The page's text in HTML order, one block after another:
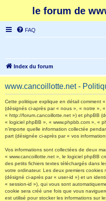
le forum de
FAQ
Index du forum
www.cancoillotte.net -
Cette politique explique en détail comment
(désignés ci-après par « nous », « notre »,
« http://forum.cancoillotte.net ») et phpBB
« logiciel phpBB », « www.phpbb.com », «
n’importe quelle information collectée
part (désignée ci-après par « vos
Vos informations sont collectées de deux
« www.cancoillotte.net », le logiciel phpBB
des petits fichiers textes téléchargés dans
votre ordinateur. Les deux premiers
(désigné ci-après par « user-id ») et un
« session-id »), qui vous sont
cookie sera créé une fois que vous
est utilisé pour stocker les informations sur